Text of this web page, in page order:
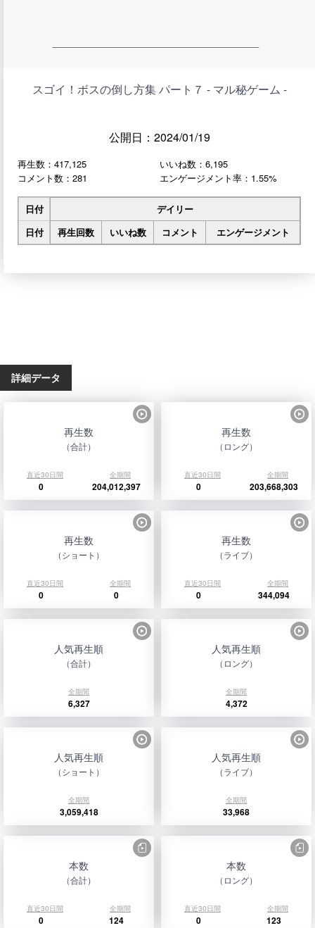
スゴイ！ボスの倒し方集 パート７ - マル秘ゲーム -
公開日：2024/01/19
再生数：417,125
いいね数：6,195
コメント数：281
エンゲージメント率：1.55%
日付
デイリー
日付
再生回数 いいね数 コメント エンゲージメント
詳細データ
再生数
（合計）
直近30日間 全期間
0 204,012,397
再生数
（ロング）
直近30日間 全期間
0 203,668,303
再生数
（ショート）
直近30日間 全期間
0 0
再生数
（ライブ）
直近30日間 全期間
0 344,094
人気再生順
（合計）
全期間
6,327
人気再生順
（ロング）
全期間
4,372
人気再生順
（ショート）
全期間
3,059,418
人気再生順
（ライブ）
全期間
33,968
本数
（合計）
直近30日間 全期間
0 124
本数
（ロング）
直近30日間 全期間
0 123